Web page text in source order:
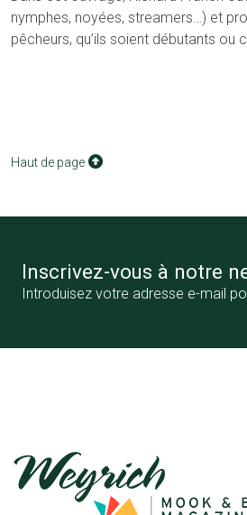
nymphes, noyées, streamers…) et
pêcheurs, qu’ils soient débutants ou
Haut de page
Inscrivez-vous à notre
Introduisez votre adresse e-mail